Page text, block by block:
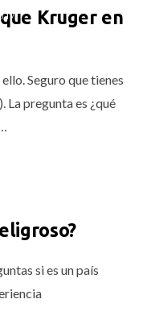
Kruger en
Seguro que tienes
La pregunta es ¿qué
si es un país